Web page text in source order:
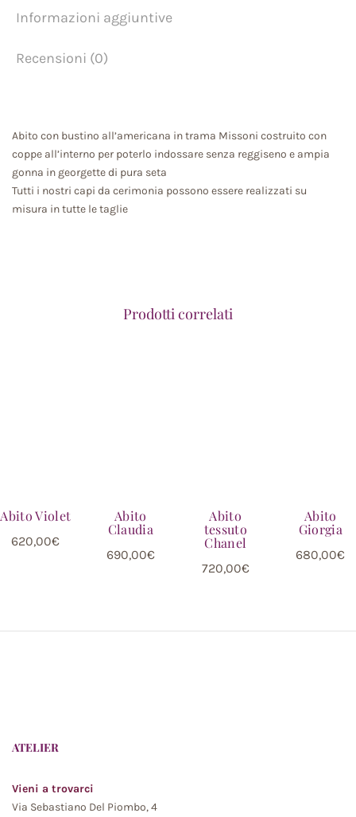
Informazioni aggiuntive
Recensioni (0)
Abito con bustino all’americana in trama Missoni costruito con
coppe all’interno per poterlo indossare senza reggiseno e ampia
gonna in georgette di pura seta
Tutti i nostri capi da cerimonia possono essere realizzati su
misura in tutte le taglie
Prodotti correlati
Abito Violet
620,00€
Abito
Claudia
690,00€
Abito
tessuto
Chanel
720,00€
Abito
Giorgia
680,00€
ATELIER
Vieni a trovarci
Via Sebastiano Del Piombo, 4